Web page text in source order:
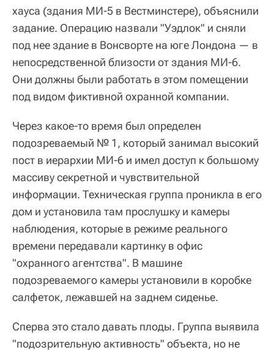
хауса (здания МИ-5 в Вестминстере), объяснили
задание. Операцию назвали "Уэдлок" и сняли
под нее здание в Вонсворте на юге Лондона — в
непосредственной близости от здания МИ-6.
Они должны были работать в этом помещении
под видом фиктивной охранной компании.
Через какое-то время был определен
подозреваемый № 1, который занимал высокий
пост в иерархии МИ-6 и имел доступ к большому
массиву секретной и чувствительной
информации. Техническая группа проникла в его
дом и установила там прослушку и камеры
наблюдения, которые в режиме реального
времени передавали картинку в офис
"охранного агентства". В машине
подозреваемого камеры установили в коробке
салфеток, лежавшей на заднем сиденье.
Сперва это стало давать плоды. Группа выявила
"подозрительную активность" объекта, но не